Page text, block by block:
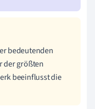
bedeutenden
der größten
beeinflusst die